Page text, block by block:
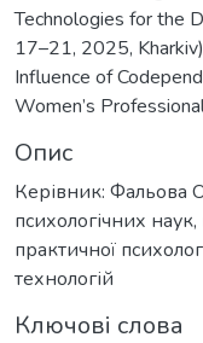
Technologies for the
17–21, 2025,
Influence of
Women’s
Опис
Керівник: Фальова
психологічних
практичної
технологій
Ключові слова